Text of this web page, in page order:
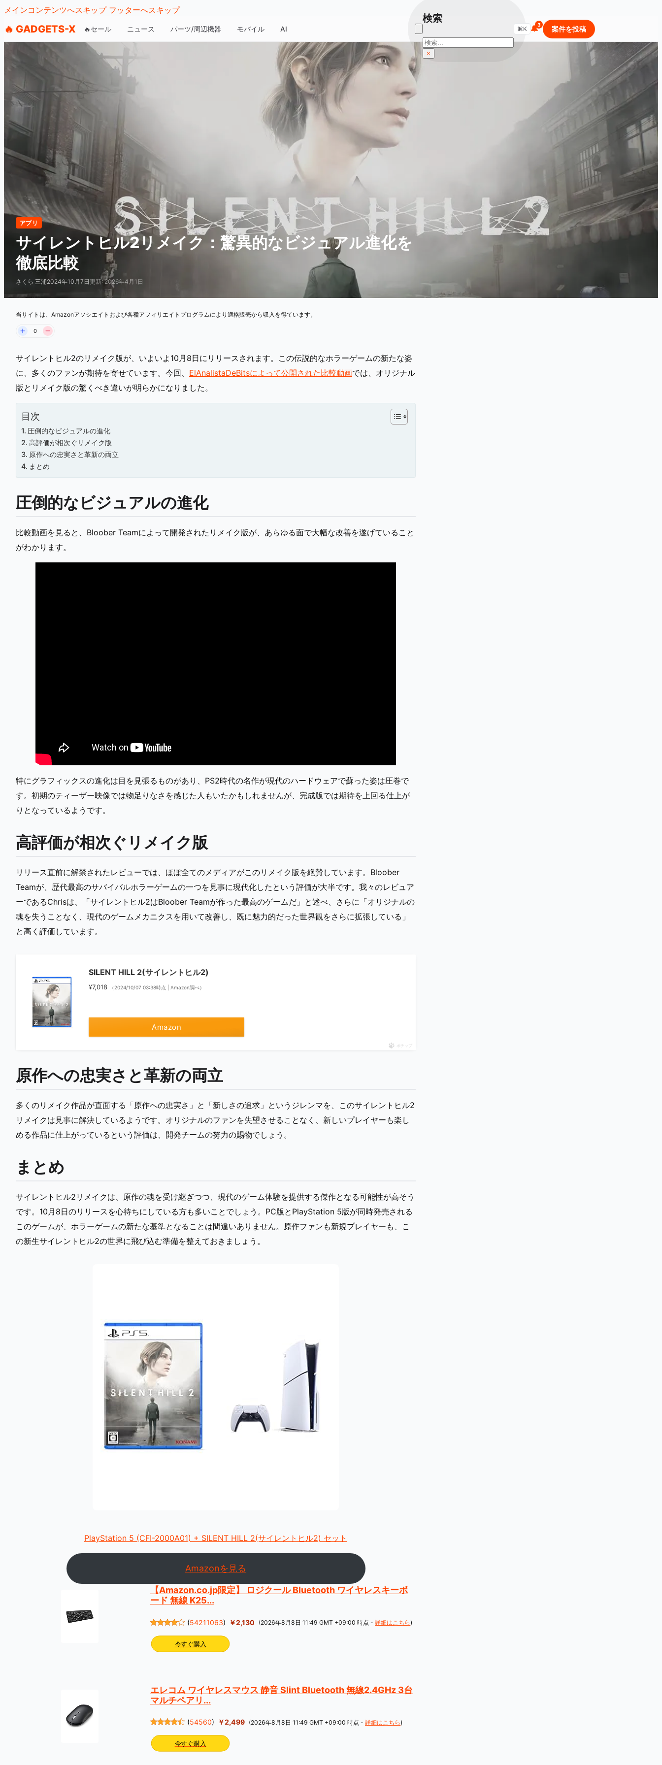
メインコンテンツへスキップ フッターへスキップ
🔥 GADGETS-X 🔥セール ニュース パーツ/周辺機器 モバイル AI
検索
検
索×
商品・セールを検索...
⌘K 🔔 案件を投稿
アプリ
サイレントヒル2リメイク：驚異的なビジュアル進化を
徹底比較
さくら 三浦2024年10月7日更新: 2026年4月1日
当サイトは、Amazonアソシエイトおよび各種アフィリエイトプログラムにより適格販売から収入を得ています。
0
サイレントヒル2のリメイク版が、いよいよ10月8日にリリースされます。この伝説的なホラーゲームの新たな姿
に、多くのファンが期待を寄せています。今回、 ElAnalistaDeBitsによって公開された比較動画では、オリジナル
版とリメイク版の驚くべき違いが明らかになりました。
目次
圧倒的なビジュアルの進化
高評価が相次ぐリメイク版
原作への忠実さと革新の両立
まとめ
圧倒的なビジュアルの進化
比較動画を見ると、Bloober Teamによって開発されたリメイク版が、あらゆる面で大幅な改善を遂げていること
がわかります。
特にグラフィックスの進化は目を見張るものがあり、PS2時代の名作が現代のハードウェアで蘇った姿は圧巻で
す。初期のティーザー映像では物足りなさを感じた人もいたかもしれませんが、完成版では期待を上回る仕上が
りとなっているようです。
高評価が相次ぐリメイク版
リリース直前に解禁されたレビューでは、ほぼ全てのメディアがこのリメイク版を絶賛しています。Bloober
Teamが、歴代最高のサバイバルホラーゲームの一つを見事に現代化したという評価が大半です。我々のレビュア
ーであるChrisは、「サイレントヒル2はBloober Teamが作った最高のゲームだ」と述べ、さらに「オリジナルの
魂を失うことなく、現代のゲームメカニクスを用いて改善し、既に魅力的だった世界観をさらに拡張している」
と高く評価しています。
SILENT HILL 2(サイレントヒル2)
¥7,018 （2024/10/07 03:38時点 | Amazon調べ）
Amazon
ポチップ
原作への忠実さと革新の両立
多くのリメイク作品が直面する「原作への忠実さ」と「新しさの追求」というジレンマを、このサイレントヒル2
リメイクは見事に解決しているようです。オリジナルのファンを失望させることなく、新しいプレイヤーも楽し
める作品に仕上がっているという評価は、開発チームの努力の賜物でしょう。
まとめ
サイレントヒル2リメイクは、原作の魂を受け継ぎつつ、現代のゲーム体験を提供する傑作となる可能性が高そう
です。10月8日のリリースを心待ちにしている方も多いことでしょう。PC版とPlayStation 5版が同時発売される
このゲームが、ホラーゲームの新たな基準となることは間違いありません。原作ファンも新規プレイヤーも、こ
の新生サイレントヒル2の世界に飛び込む準備を整えておきましょう。
PlayStation 5 (CFI-2000A01) + SILENT HILL 2(サイレントヒル2) セット
Amazonを見る
【Amazon.co.jp限定】 ロジクール Bluetooth ワイヤレスキーボ
ード 無線 K25...
(54211063) ￥2,130 (2026年8月8日 11:49 GMT +09:00 時点 -詳細はこちら )
今すぐ購入
エレコム ワイヤレスマウス 静音 Slint Bluetooth 無線2.4GHz 3台
マルチペアリ...
(54560) ￥2,499 (2026年8月8日 11:49 GMT +09:00 時点 -詳細はこちら )
今すぐ購入